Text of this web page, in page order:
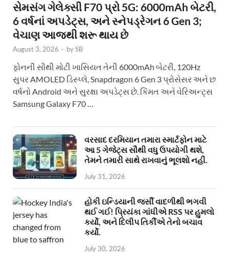
સેમસંગ ગેલેક્સી F70 પ્રો 5G: 6000mAh બેટરી,
6 વર્ષનાં અપડેટ્સ, અને સ્નેપડ્રેગન 6 Gen 3;
વેચાણ આજથી શરૂ થાય છે
August 3, 2026 - bySB
ફોનની સૌથી મોટી ખાસિયત તેની 6000mAh બેટરી, 120Hz
સુપર AMOLED ડિસ્પ્લે, Snapdragon 6 Gen 3 પ્રોસેસર અને છ
વર્ષનો Android અને સુરક્ષા અપડેટ્સ છે. કિંમત અને વેરિઅન્ટ્સ
Samsung Galaxy F70 …
વરસાદ દરમિયાન તમારા સ્માર્ટફોન માટે
આ 5 ગેજેટ્સ સૌથી વધુ ઉપયોગી થશે,
તેમને તમારી સાથે રાખવાનું ભૂલશો નહીં.
July 31, 2026
હોકી ઇન્ડિયાની જર્સી વાદળીથી ભગવી
થઈ ગઈ! પ્રિયંકા ગાંધીએ RSS પર હુમલો
કર્યો, અને દિલીપ તિર્કીએ તેનો બચાવ
કર્યો.
July 30, 2026